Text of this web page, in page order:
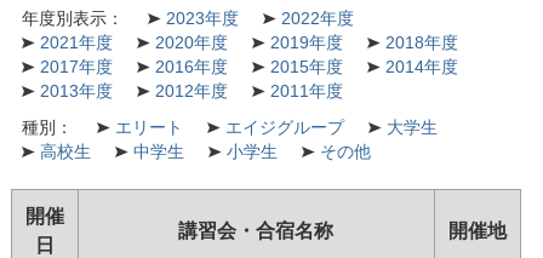
年度別表示： 2023年度
2022年度
2021年度
2020年度 2019年度
2018年度
2017年度
2016年度 2015年度
2014年度
2013年度
2012年度
2011年度
種別：
エリート エイジグループ
大学生
高校生
中学生 小学生 その他
開催
日
講習会・合宿名称 開催地